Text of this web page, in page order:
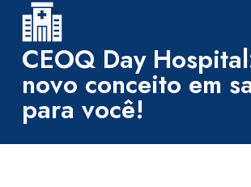
CEOQ Day
novo conceito em
para você!